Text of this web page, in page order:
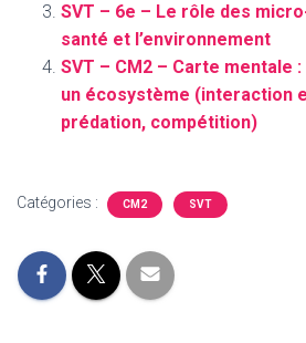
SVT – 6e – Le rôle des
santé et l’environnement
SVT – CM2 – Carte mentale
un écosystème (interaction
prédation, compétition)
Catégories : CM2 SVT